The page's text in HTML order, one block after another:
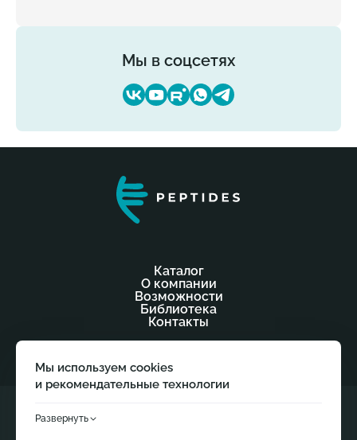
Мы в соцсетях
Каталог
О компании
Возможности
Библиотека
Контакты
Мы используем cookies
и рекомендательные технологии
Развернуть